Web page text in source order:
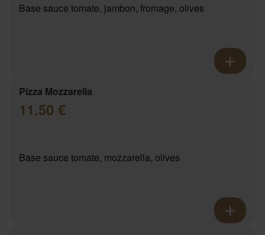
Base sauce tomate, jambon, fromage, olives
Pizza Mozzarella
11.50 €
Base sauce tomate, mozzarella, olives